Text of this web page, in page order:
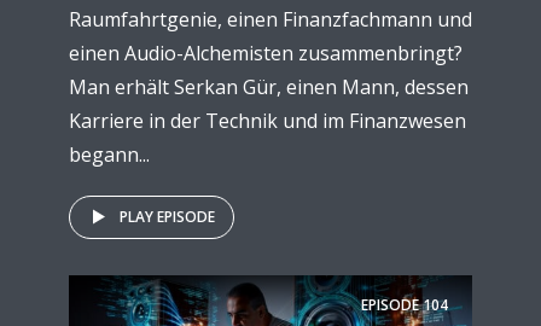
Raumfahrtgenie, einen Finanzfachmann und
einen Audio-Alchemisten zusammenbringt?
Man erhält Serkan Gür, einen Mann, dessen
Karriere in der Technik und im Finanzwesen
begann...
PLAY EPISODE
EPISODE104